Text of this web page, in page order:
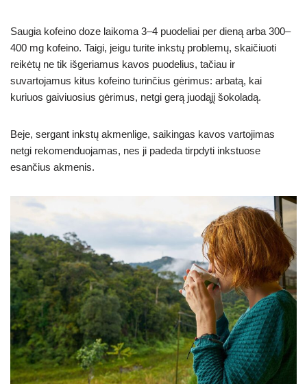
Saugia kofeino doze laikoma 3–4 puodeliai per dieną arba 300–
400 mg kofeino. Taigi, jeigu turite inkstų problemų, skaičiuoti
reikėtų ne tik išgeriamus kavos puodelius, tačiau ir
suvartojamus kitus kofeino turinčius gėrimus: arbatą, kai
kuriuos gaiviuosius gėrimus, netgi gerą juodąjį šokoladą.
Beje, sergant inkstų akmenlige, saikingas kavos vartojimas
netgi rekomenduojamas, nes ji padeda tirpdyti inkstuose
esančius akmenis.